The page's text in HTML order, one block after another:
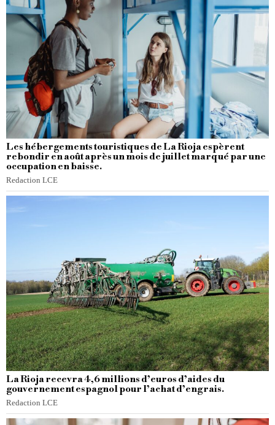
Les hébergements touristiques de La Rioja espèrent
rebondir en août après un mois de juillet marqué par une
occupation en baisse.
Redaction LCE
La Rioja recevra 4,6 millions d’euros d’aides du
gouvernement espagnol pour l’achat d’engrais.
Redaction LCE